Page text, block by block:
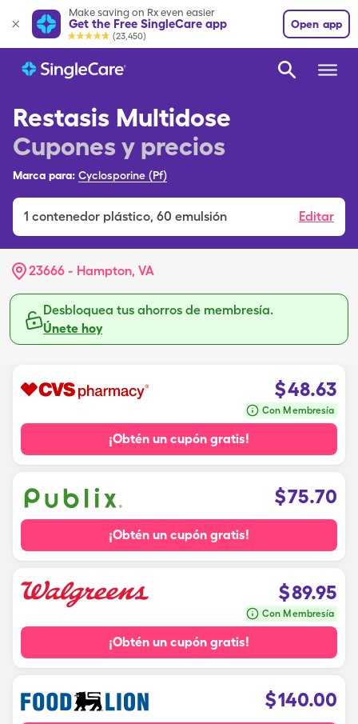
Make saving on Rx even easier
Get the Free SingleCare app
(23,450)
Open app
Restasis Multidose
Cupones y precios
Marca para: Cyclosporine (Pf)
1 contenedor plástico, 60 emulsión Editar
23666 - Hampton, VA
Desbloquea tus ahorros de membresía.
Únete hoy
$48.63
Con Membresía
¡Obtén un cupón gratis!
$75.70
¡Obtén un cupón gratis!
$89.95
Con Membresía
¡Obtén un cupón gratis!
$140.00